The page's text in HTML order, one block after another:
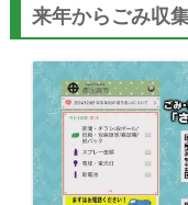
来年からごみ収